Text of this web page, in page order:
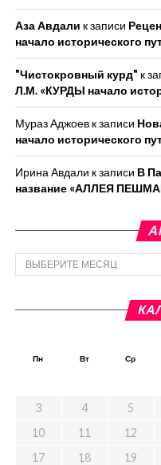
Аза Авдали к записи
начало исторического
"Чистокровный курд" к
Л.М. «КУРДЫ начало
Мураз Аджоевк записи
начало исторического
Ирина Авдали к записи В
название «АЛЛЕЯ
Архивы
Пн Вт Ср
3
4 5
10
11 12
17
18 19